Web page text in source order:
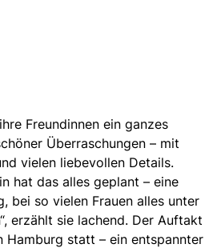
Freundinnen ein ganzes
Überraschungen – mit
vielen liebevollen Details.
hat das alles geplant – eine
bei so vielen Frauen alles unter
erzählt sie lachend. Der Auftakt
Hamburg statt – ein entspannter